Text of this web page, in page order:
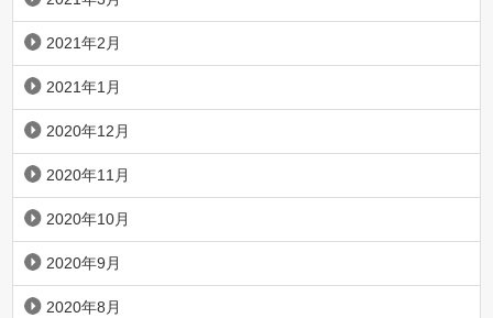
2021年2月
2021年1月
2020年12月
2020年11月
2020年10月
2020年9月
2020年8月